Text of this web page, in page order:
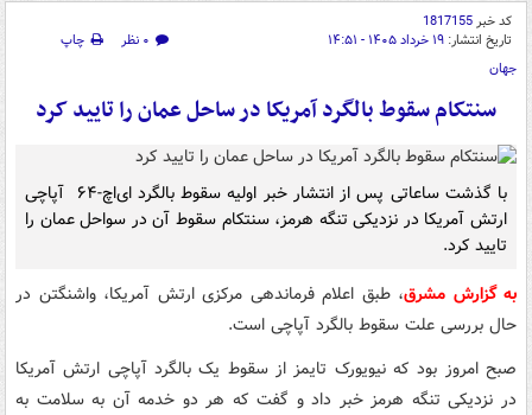
کد خبر1817155
تاریخ انتشار: ۱۹ خرداد ۱۴۰۵ - ۱۴:۵۱ ۰ نظر
چاپ
جهان
سنتکام سقوط بالگرد آمریکا در ساحل عمان را تایید کرد
با گذشت ساعاتی پس از انتشار خبر اولیه سقوط بالگرد ای‌اچ-۶۴ آپاچی
ارتش آمریکا در نزدیکی تنگه هرمز، سنتکام سقوط آن در سواحل عمان را
تایید کرد.
به گزارش مشرق، طبق اعلام فرماندهی مرکزی ارتش آمریکا، واشنگتن در
حال بررسی علت سقوط بالگرد آپاچی است.
صبح امروز بود که نیویورک تایمز از سقوط یک بالگرد آپاچی ارتش آمریکا
در نزدیکی تنگه هرمز خبر داد و گفت که هر دو خدمه آن به سلامت به